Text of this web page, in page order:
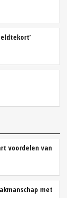
voordelen van
met